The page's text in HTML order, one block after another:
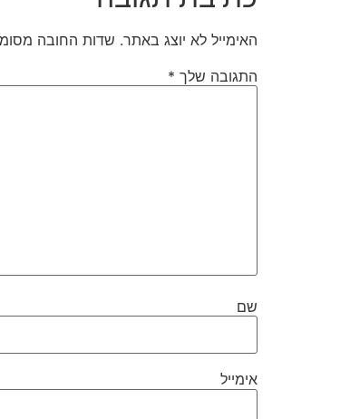
האימייל לא יוצג באתר. שדות החובה
התגובה שלך *
שם
אימייל